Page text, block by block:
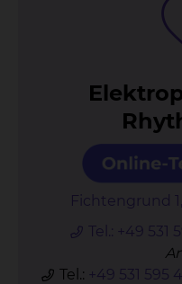
Fichtengrund
Tel.: +49 531
Tel.: +49 531 595